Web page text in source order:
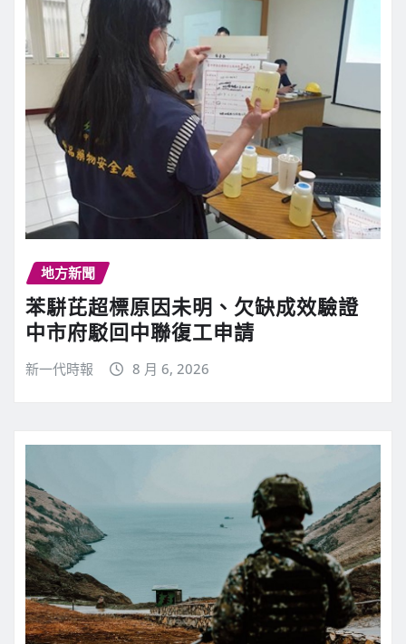
地方新聞
苯駢芘超標原因未明、欠缺成效驗證
中市府駁回中聯復工申請
新一代時報 8 月 6, 2026